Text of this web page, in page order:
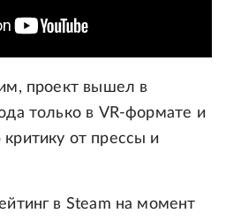
проект вышел в
только в VR-формате и
от прессы и
в Steam на момент